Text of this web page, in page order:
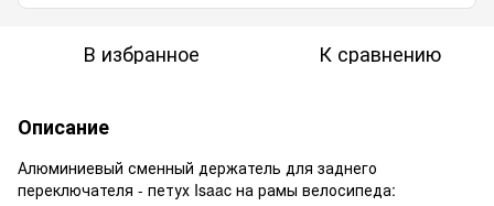
В избранное К сравнению
Описание
Алюминиевый сменный держатель для заднего
переключателя - петух Isaac на рамы велосипеда: